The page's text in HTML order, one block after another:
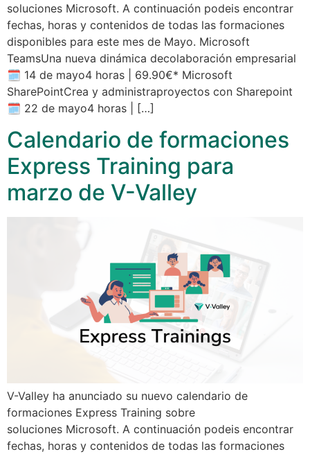
soluciones Microsoft. A continuación podeis encontrar
fechas, horas y contenidos de todas las formaciones
disponibles para este mes de Mayo. Microsoft
TeamsUna nueva dinámica decolaboración empresarial
🗓 14 de mayo4 horas | 69.90€* Microsoft
SharePointCrea y administraproyectos con Sharepoint
🗓 22 de mayo4 horas | […]
Calendario de formaciones
Express Training para
marzo de V-Valley
V-Valley ha anunciado su nuevo calendario de
formaciones Express Training sobre
soluciones Microsoft. A continuación podeis encontrar
fechas, horas y contenidos de todas las formaciones